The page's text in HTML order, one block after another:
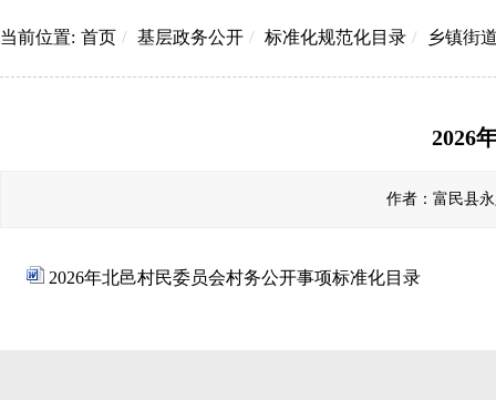
当前位置: 首页 / 基层政务公开 / 标准化规范化目录 / 乡镇街
2026
作者：富民县
2026年北邑村民委员会村务公开事项标准化目录